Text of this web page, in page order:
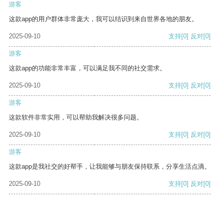
游客
这款app的用户群体非常庞大，我可以结识到来自世界各地的朋友。
2025-09-10 支持[0] 反对[0]
游客
这款app的功能非常丰富，可以满足我不同的社交需求。
2025-09-10 支持[0] 反对[0]
游客
这款软件非常实用，可以帮助我解决很多问题。
2025-09-10 支持[0] 反对[0]
游客
这款app是我社交的好帮手，让我能够与朋友保持联系，分享生活点滴。
2025-09-10 支持[0] 反对[0]